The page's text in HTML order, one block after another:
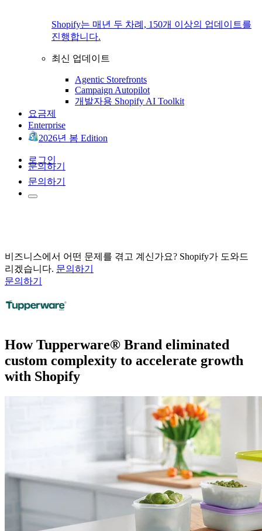
Shopify는 매년 두 차례, 150개 이상의 업데이트를
진행합니다.
최신 업데이트
Agentic Storefronts
Campaign Autopilot
개발자용 Shopify AI Toolkit
요금제
Enterprise
2026년 봄 Edition
로그인
문의하기
문의하기
비즈니스에서 어떤 문제를 겪고 계신가요? Shopify가 도와드
리겠습니다. 문의하기
문의하기
How Tupperware® Brand eliminated
custom complexity to accelerate growth
with Shopify